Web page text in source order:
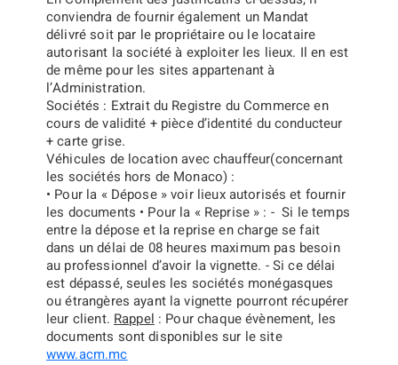
conviendra de fournir également un Mandat
délivré soit par le propriétaire ou le locataire
autorisant la société à exploiter les lieux. Il en est
de même pour les sites appartenant à
l’Administration.
Sociétés : Extrait du Registre du Commerceen
cours de validité + pièce d’identité du conducteur
+ carte grise.
Véhicules de location avec chauffeur(concernant
les sociétés hors de Monaco) :
• Pour la « Dépose »voir lieux autorisés et fournir
les documents • Pour la « Reprise » : - Si le temps
entre la dépose et la reprise en charge se fait
dans un délai de 08 heures maximum pas besoin
au professionnel d’avoir la vignette. - Si ce délai
est dépassé, seules les sociétés monégasques
ou étrangères ayant la vignette pourront récupérer
leur client. Rappel : Pour chaque évènement, les
documents sont disponibles sur le site
www.acm.mc